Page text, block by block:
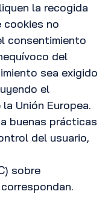
la recogida
cookies no
consentimiento
del
sea exigido
el
Unión Europea.
buenas prácticas
del usuario,
sobre